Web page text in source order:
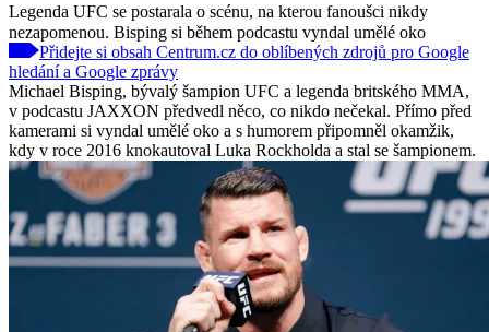
Legenda UFC se postarala o scénu, na kterou fanoušci nikdy
nezapomenou. Bisping si během podcastu vyndal umělé oko
Přidejte si obsah Centrum.cz do oblíbených zdrojů pro Google
hledání a Google zprávy
Michael Bisping, bývalý šampion UFC a legenda britského MMA,
v podcastu JAXXON předvedl něco, co nikdo nečekal. Přímo před
kamerami si vyndal umělé oko a s humorem připomněl okamžik,
kdy v roce 2016 knokautoval Luka Rockholda a stal se šampionem.